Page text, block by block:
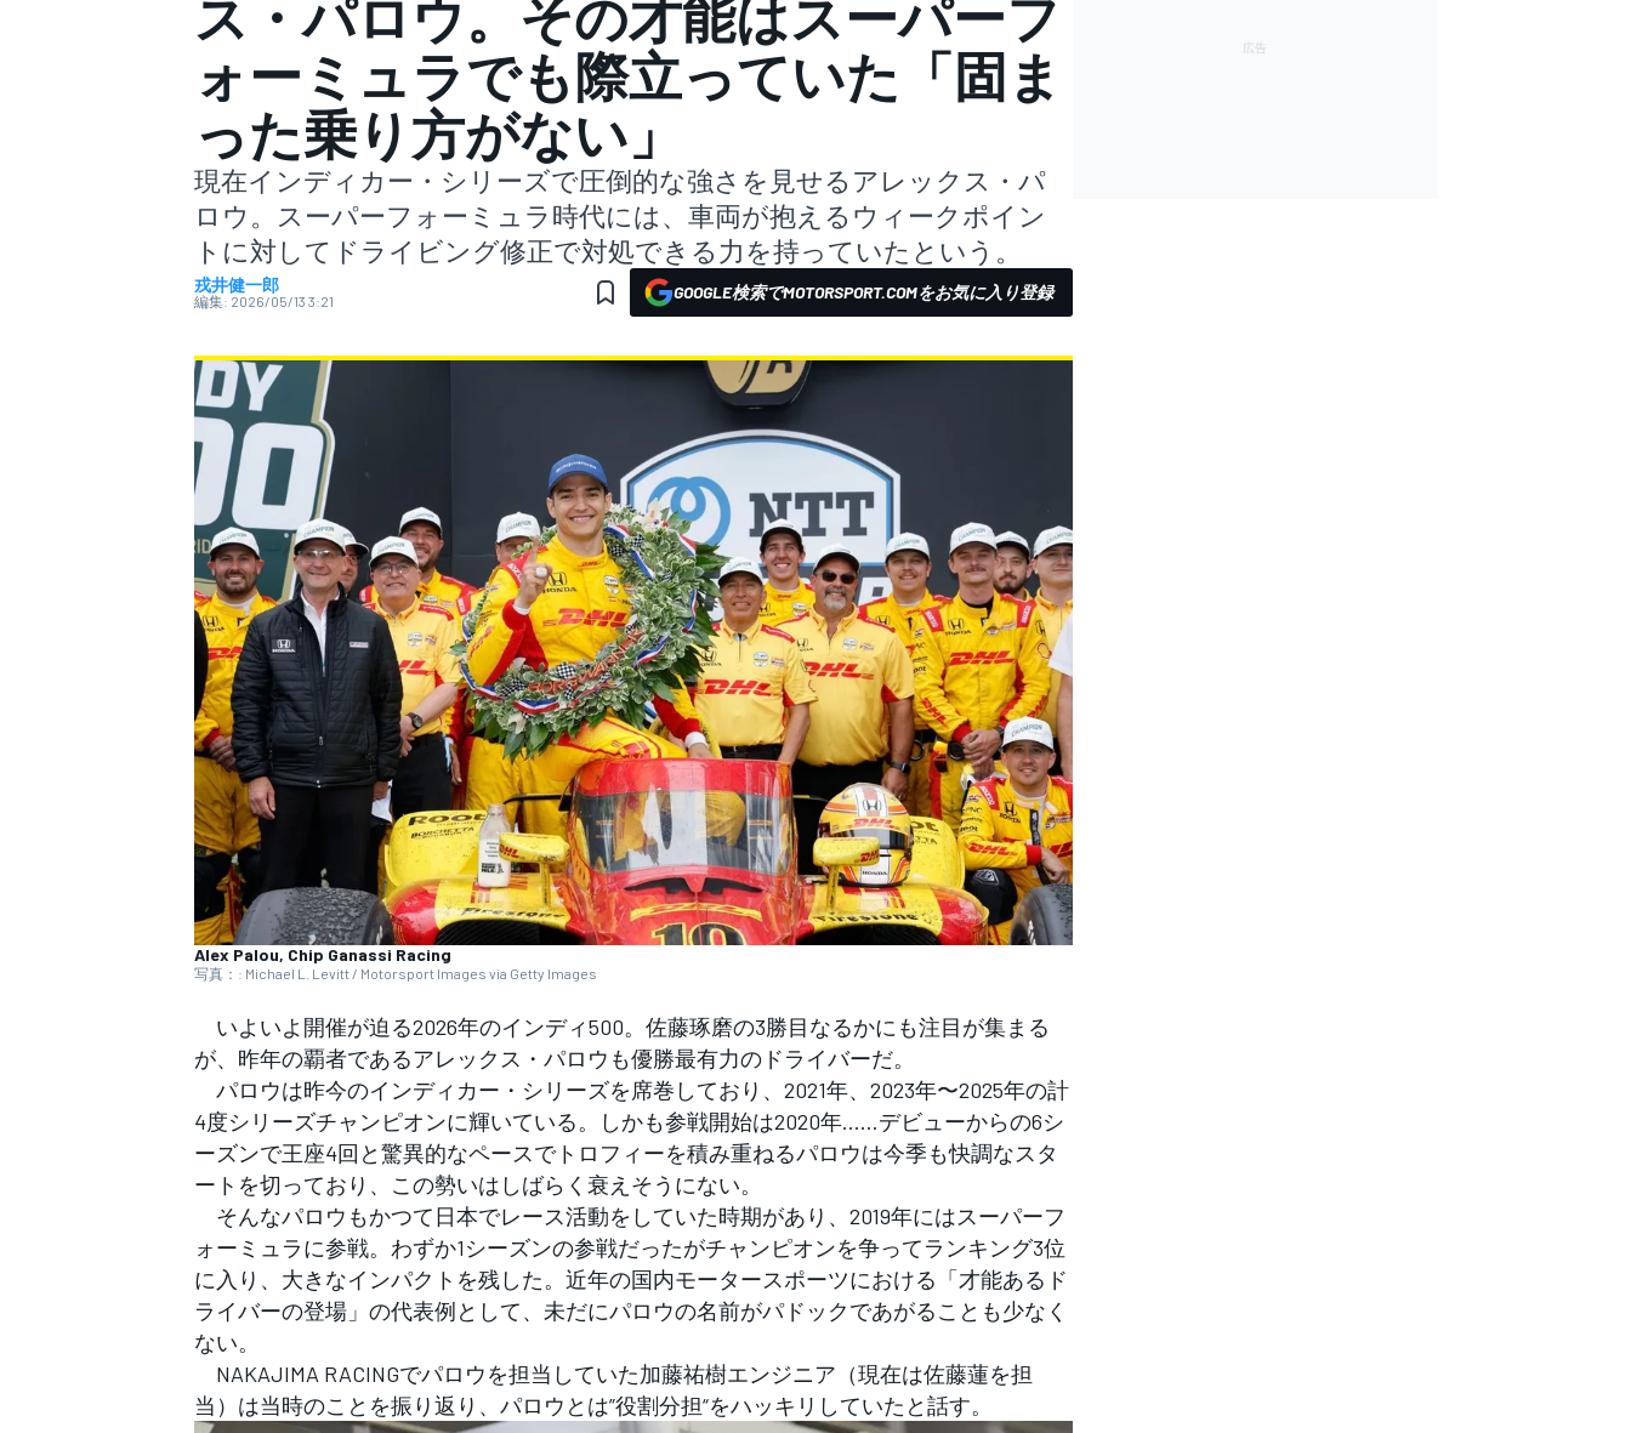
スーパーフォーミュラ
WEC
フォーミュラE
ス・パロウ。その才能はスーパーフ
ォーミュラでも際立っていた「固ま
った乗り方がない」
現在インディカー・シリーズで圧倒的な強さを見せるアレックス・パ
ロウ。スーパーフォーミュラ時代には、車両が抱えるウィークポイン
トに対してドライビング修正で対処できる力を持っていたという。
戎井健一郎
編集: 2026/05/13 3:21 GOOGLE検索でMOTORSPORT.COMをお気に入り登録
Alex Palou, Chip Ganassi Racing
写真：: Michael L. Levitt / Motorsport Images via Getty Images
いよいよ開催が迫る2026年のインディ500。佐藤琢磨の3勝目なるかにも注目が集まる
が、昨年の覇者であるアレックス・パロウも優勝最有力のドライバーだ。
パロウは昨今のインディカー・シリーズを席巻しており、2021年、2023年〜2025年の計
4度シリーズチャンピオンに輝いている。しかも参戦開始は2020年……デビューからの6シ
ーズンで王座4回と驚異的なペースでトロフィーを積み重ねるパロウは今季も快調なスタ
ートを切っており、この勢いはしばらく衰えそうにない。
そんなパロウもかつて日本でレース活動をしていた時期があり、2019年にはスーパーフ
ォーミュラに参戦。わずか1シーズンの参戦だったがチャンピオンを争ってランキング3位
に入り、大きなインパクトを残した。近年の国内モータースポーツにおける「才能あるド
ライバーの登場」の代表例として、未だにパロウの名前がパドックであがることも少なく
ない。
NAKAJIMA RACINGでパロウを担当していた加藤祐樹エンジニア（現在は佐藤蓮を担
当）は当時のことを振り返り、パロウとは”役割分担“をハッキリしていたと話す。